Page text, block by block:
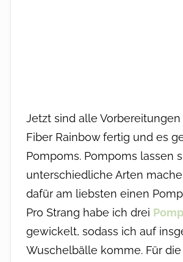
Jetzt sind alle
Fiber Rainbow fertig und es
Pompoms. Pompoms lassen
unterschiedliche Arten
dafür am liebsten einen
Pro Strang habe ich drei
gewickelt, sodass ich auf
Wuschelbälle komme. Für